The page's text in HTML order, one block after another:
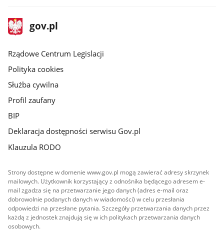
stopka
gov.plStrona
gov.pl
Rządowe Centrum Legislacji
Polityka cookies
Służba cywilna
Profil zaufany
BIP
Deklaracja dostępności serwisu Gov.pl
Klauzula RODO
Strony dostępne w domenie www.gov.pl mogą zawierać adresy skrzynek
mailowych. Użytkownik korzystający z odnośnika będącego adresem e-
mail zgadza się na przetwarzanie jego danych (adres e-mail oraz
dobrowolnie podanych danych w wiadomości) w celu przesłania
odpowiedzi na przesłane pytania. Szczegóły przetwarzania danych przez
każdą z jednostek znajdują się w ich politykach przetwarzania danych
osobowych.